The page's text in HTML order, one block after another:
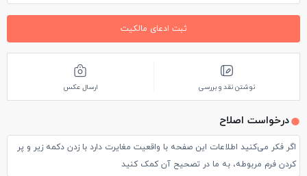
ثبت ادعای مالکیت
نوشتن نقد و بررسی ارسال عکس
درخواست اصلاح
اگر فکر می‌کنید اطلاعات این صفحه با واقعیت مغایرت دارد با زدن دکمه زیر و پر
کردن فرم مربوطه، به ما در تصحیح آن کمک کنید